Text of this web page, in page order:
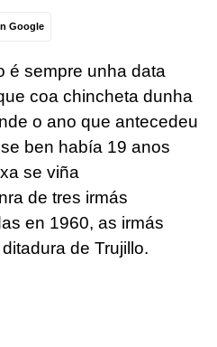
Google
é sempre unha data
coa chincheta dunha
o ano que antecedeu
ben había 19 anos
se viña
de tres irmás
en 1960, as irmás
de Trujillo.